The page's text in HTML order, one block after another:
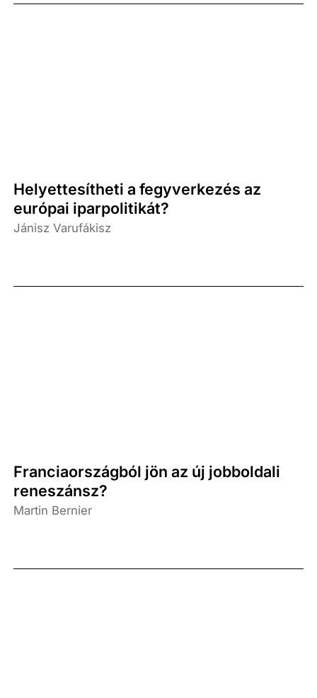
Helyettesítheti a fegyverkezés az
európai iparpolitikát?
Jánisz Varufákisz
Franciaországból jön az új jobboldali
reneszánsz?
Martin Bernier